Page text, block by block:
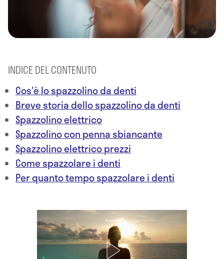
INDICE DEL CONTENUTO
Cos'è lo spazzolino da denti
Breve storia dello spazzolino da denti
Spazzolino elettrico
Spazzolino con penna sbiancante
Spazzolino elettrico prezzi
Come spazzolare i denti
Per quanto tempo spazzolare i denti